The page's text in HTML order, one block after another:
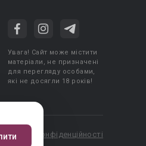
Увага! Сайт може містити
матеріали, не призначені
для перегляду особами,
які не досягли 18 років!
конфіденційності